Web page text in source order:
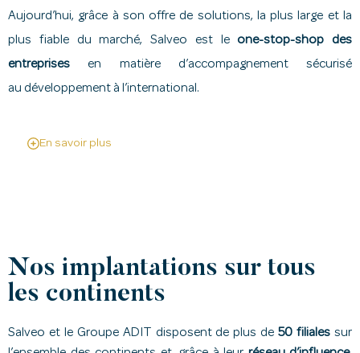
Aujourd’hui, grâce à son offre de solutions, la plus large et la
plus fiable du marché, Salveo est leone-stop-shop des
entreprises en matière d’accompagnement sécurisé
au développement à l’international.
En savoir plus
Nos implantations sur tous
les continents
Salveo et le Groupe ADIT disposent de plus de50 filiales sur